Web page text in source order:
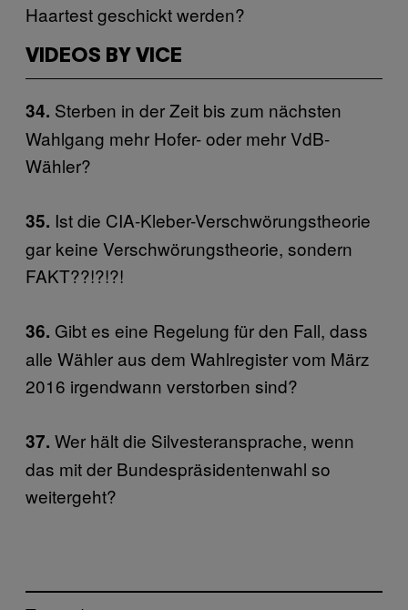
Haartest geschickt werden?
VIDEOS BY VICE
34. Sterben in der Zeit bis zum nächsten
Wahlgang mehr Hofer- oder mehr VdB-
Wähler?
35. Ist die CIA-Kleber-Verschwörungstheorie
gar keine Verschwörungstheorie, sondern
FAKT??!?!?!
36. Gibt es eine Regelung für den Fall, dass
alle Wähler aus dem Wahlregister vom März
2016 irgendwann verstorben sind?
37. Wer hält die Silvesteransprache, wenn
das mit der Bundespräsidentenwahl so
weitergeht?